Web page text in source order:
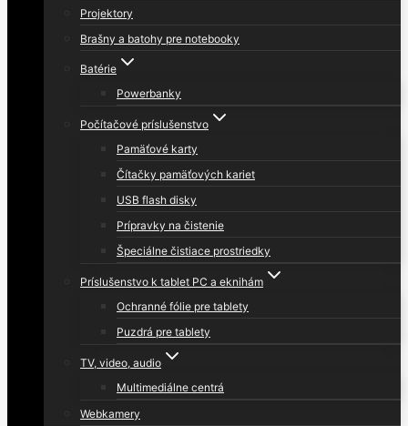
Projektory
Brašny a batohy pre notebooky
Batérie
Powerbanky
Počítačové príslušenstvo
Pamäťové karty
Čítačky pamäťových kariet
USB flash disky
Prípravky na čistenie
Špeciálne čistiace prostriedky
Príslušenstvo k tablet PC a eknihám
Ochranné fólie pre tablety
Puzdrá pre tablety
TV, video, audio
Multimediálne centrá
Webkamery